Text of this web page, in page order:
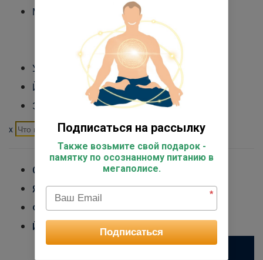
Медитация
Обучение преподавателей медитации
Курс медитации для себя
Управление стрессом
Йога для начинающих
Экспертный курс
x
ОБУЧЕНИЕ
ЯМА И НИЯМА
ФИЗИОЛОГИЯ ЙОГИ
ЙОГА
ОСНОВНЫЕ НАПРАВЛЕНИЯ И СТИЛИ ХАТХА-ЙОГИ
Подписаться на рассылку
Также возьмите свой подарок -
памятку по осознанному питанию в
мегаполисе.
*
Подписаться